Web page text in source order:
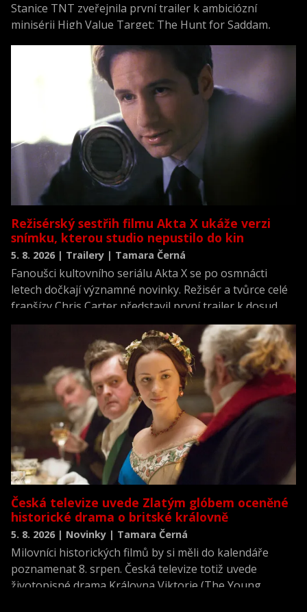
Stanice TNT zveřejnila první trailer k ambiciózní
minisérii High Value Target: The Hunt for Saddam,
novodobých dějin.
Režisérský sestřih filmu Akta X ukáže verzi
snímku, kterou studio nepustilo do kin
5. 8. 2026 | Trailery | Tamara Černá
Fanoušci kultovního seriálu Akta X se po osmnácti
letech dočkají významné novinky. Režisér a tvůrce celé
franšízy Chris Carter představil první trailer k dosud
neviděné režisérské verzi filmu Akta X: Chci uvěřit.
Česká televize uvede Zlatým glóbem oceněné
historické drama o britské královně
5. 8. 2026 | Novinky | Tamara Černá
Milovníci historických filmů by si měli do kalendáře
poznamenat 8. srpen. Česká televize totiž uvede
životopisné drama Královna Viktorie (The Young